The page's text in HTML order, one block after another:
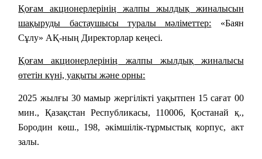
Қоғам акционерлерінің жалпы жылдық жиналысын
шақыруды бастаушысы туралы мәліметтер: «Баян
Сұлу» АҚ-ның Директорлар кеңесі.
Қоғам акционерлерінің жалпы жылдық жиналысы
өтетін күні, уақыты және орны:
2025 жылғы 30 мамыр жергілікті уақытпен 15 сағат 00
мин., Қазақстан Республикасы, 110006, Қостанай қ.,
Бородин көш., 198, әкімшілік-тұрмыстық корпус, акт
залы.